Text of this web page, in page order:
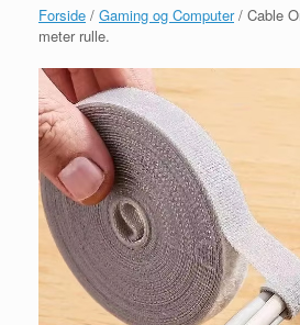
Forside / Gaming og Computer/ Cable
meter rulle.